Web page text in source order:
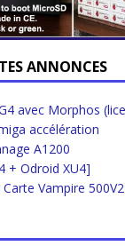
ANNONCES
avec Morphos
accélération
A1200
+ Odroid XU4]
Vampire